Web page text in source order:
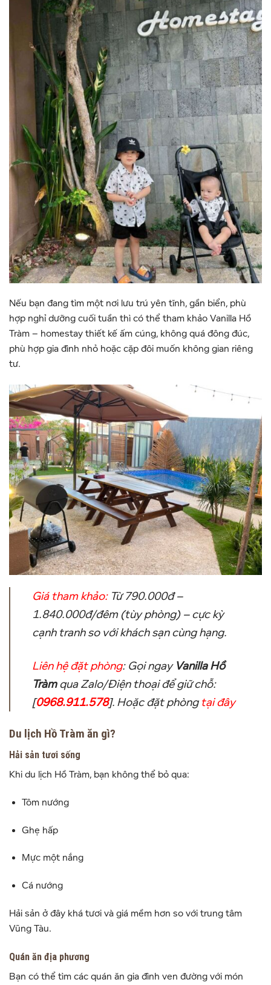
Nếu bạn đang tìm một nơi lưu trú yên tĩnh, gần biển, phù
hợp nghỉ dưỡng cuối tuần thì có thể tham khảo Vanilla Hồ
Tràm – homestay thiết kế ấm cúng, không quá đông đúc,
phù hợp gia đình nhỏ hoặc cặp đôi muốn không gian riêng
tư.
Giá tham khảo:Từ 790.000đ –
1.840.000đ/đêm (tùy phòng) –cực kỳ
cạnh tranh so với khách sạn cùng hạng.
Liên hệ đặt phòng: Gọi ngay Vanilla Hồ
Tràmqua Zalo/Điện thoại để giữ chỗ:
[0968.911.578]. Hoặc đặt phòng tại đây
Du lịch Hồ Tràm ăn gì?
Hải sản tươi sống
Khi du lịch Hồ Tràm, bạn không thể bỏ qua:
Tôm nướng
Ghẹ hấp
Mực một nắng
Cá nướng
Hải sản ở đây khá tươi và giá mềm hơn so với trung tâm
Vũng Tàu.
Quán ăn địa phương
Bạn có thể tìm các quán ăn gia đình ven đường với món